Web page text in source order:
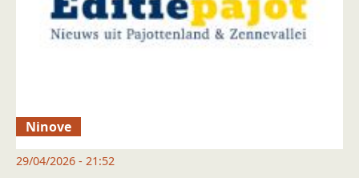
Ninove
29/04/2026 - 21:52